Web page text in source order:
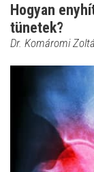
Hogyan
tünetek?
Dr. Komáromi